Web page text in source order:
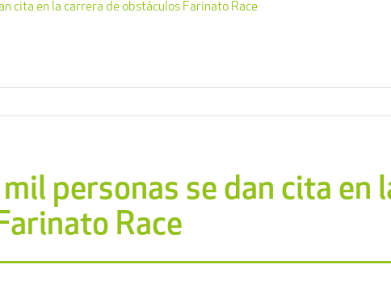
cita en la carrera de obstáculos Farinato Race
personas se dan cita en
Race